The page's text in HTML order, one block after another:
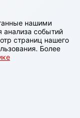
нашими
анализа событий
страниц нашего
Более